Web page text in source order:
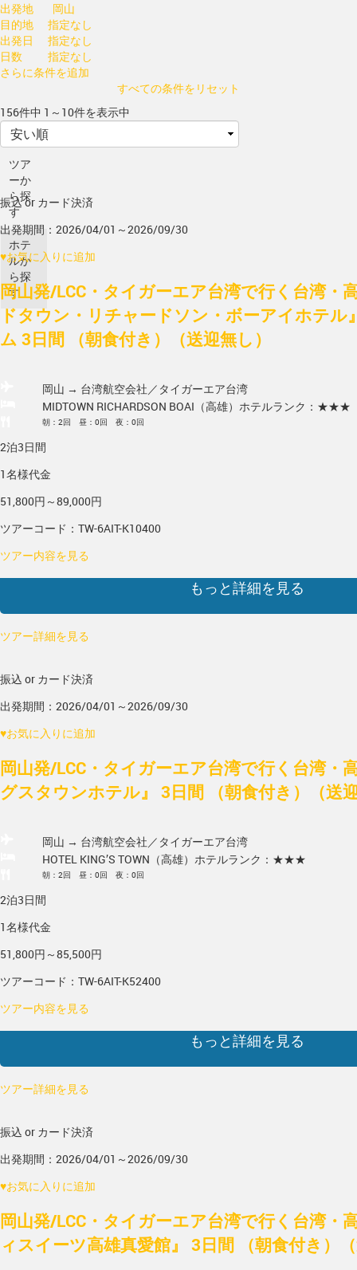
出発地
岡山
目的地
指定なし
出発日
指定なし
日数
指定なし
さらに条件を追加
すべての条件をリセット
156件中 1～10件を表示中
ツア
ーか
ら探
す
ホテ
ルか
ら探
す
振込 or カード決済
出発期間：2026/04/01～2026/09/30
♥お気に入りに追加
岡山発/LCC・タイガーエア台湾で行く台湾・
ドタウン・リチャードソン・ボーアイホテル
ム 3日間 （朝食付き）（送迎無し）
岡山 → 台湾航空会社／タイガーエア台湾
MIDTOWN RICHARDSON BOAI（高雄） ホテルランク：★★★
朝：2回 昼：0回 夜：0回
2泊3日間
1名様代金
51,800円～89,000円
ツアーコード：TW-6AIT-K10400
ツアー内容を見る
もっと詳細を見る
ツアー詳細を見る
振込 or カード決済
出発期間：2026/04/01～2026/09/30
♥お気に入りに追加
岡山発/LCC・タイガーエア台湾で行く台湾・
グスタウンホテル』 3日間 （朝食付き）（送
岡山 → 台湾航空会社／タイガーエア台湾
HOTEL KING’S TOWN（高雄） ホテルランク：★★★
朝：2回 昼：0回 夜：0回
2泊3日間
1名様代金
51,800円～85,500円
ツアーコード：TW-6AIT-K52400
ツアー内容を見る
もっと詳細を見る
ツアー詳細を見る
振込 or カード決済
出発期間：2026/04/01～2026/09/30
♥お気に入りに追加
岡山発/LCC・タイガーエア台湾で行く台湾・
ィスイーツ高雄真愛館』 3日間 （朝食付き）